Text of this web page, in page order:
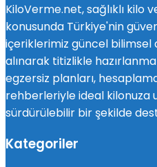
KiloVerme.net, sağlıklı kilo
konusunda Türkiye'nin
içeriklerimiz güncel
alınarak titizlikle
egzersiz planları,
rehberleriyle ideal kilonuza
sürdürülebilir bir şekilde
Kategoriler